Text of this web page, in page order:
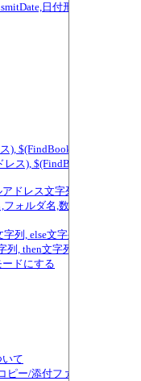
日付形式)
), $(FindBook3, 名前+メー
ス), $(FindBookNote2, ...)
ドレス文字列)
ォルダ名,数値)
列, else文字列)、テンプレ
列, then文字列, else文字列)
ドにする
て
ピー/添付ファイルの追加/